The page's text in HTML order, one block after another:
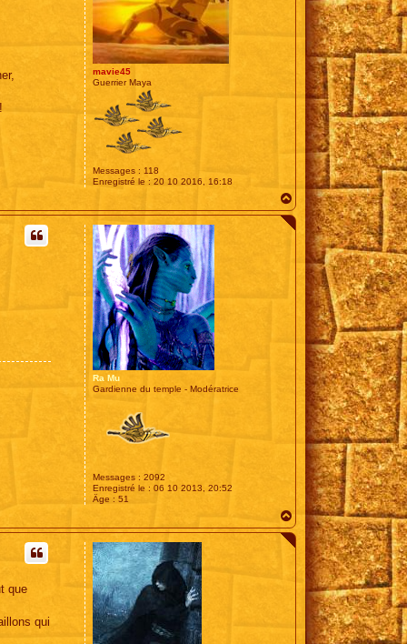
mavie45
Guerrier Maya
Messages : 118
Enregistré le : 20 10 2016, 16:18
a
u
Ra Mu
Gardienne du temple - Modératrice
Messages : 2092
Enregistré le : 06 10 2013, 20:52
Âge : 51
a
u
que
qui